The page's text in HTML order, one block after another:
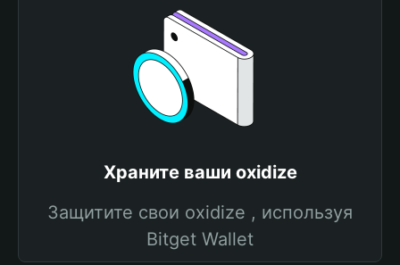
Храните ваши oxidize
Защитите свои oxidize , используя
Bitget Wallet